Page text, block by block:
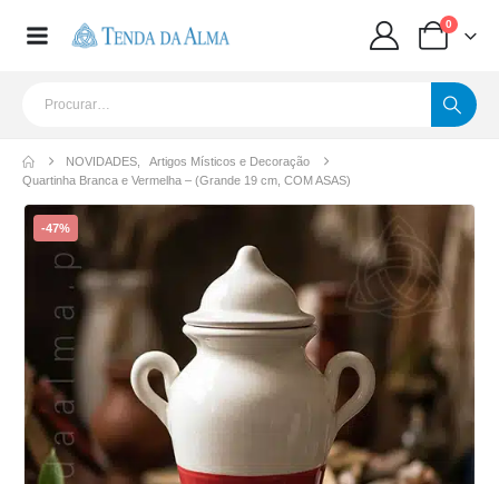
0
NOVIDADES
Artigos Místicos e Decoração
Quartinha Branca e Vermelha – (Grande 19 cm, COM ASAS)
-47%